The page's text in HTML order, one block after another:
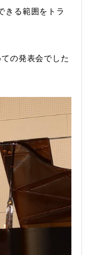
きる範囲をトラ
の発表会でした